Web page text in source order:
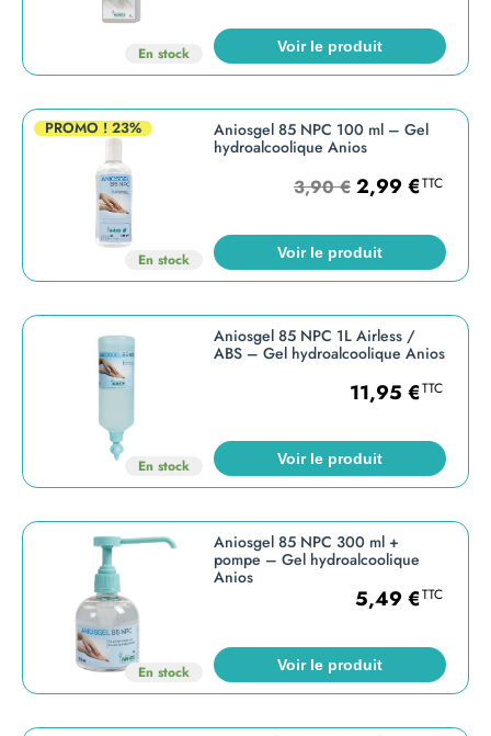
En stock Voir le produit
PROMO ! 23%
En stock
Aniosgel 85 NPC 100 ml – Gel
hydroalcoolique Anios
3,90€ 2,99€TTC
Voir le produit
En stock
Aniosgel 85 NPC 1L Airless /
ABS – Gel hydroalcoolique Anios
11,95 €TTC
Voir le produit
En stock
Aniosgel 85 NPC 300 ml +
pompe – Gel hydroalcoolique
Anios
5,49€TTC
Voir le produit